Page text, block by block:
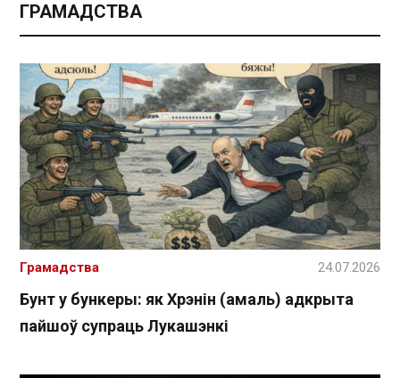
ГРАМАДСТВА
Бунт у бункеры: як Хрэнін (амаль) адкрыта
пайшоў супраць Лукашэнкі
Грамадства 24.07.2026